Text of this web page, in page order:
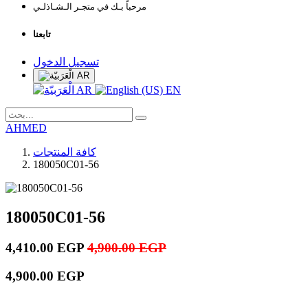
مرحباً بـك في متجـر الـشـاذلـي
تابعنا
تسجيل الدخول
AR
AR EN
AHMED
كافة المنتجات
180050C01-56
180050C01-56
4,410.00 EGP 4,900.00EGP
4,900.00 EGP